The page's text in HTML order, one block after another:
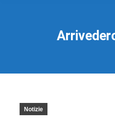
Notizie